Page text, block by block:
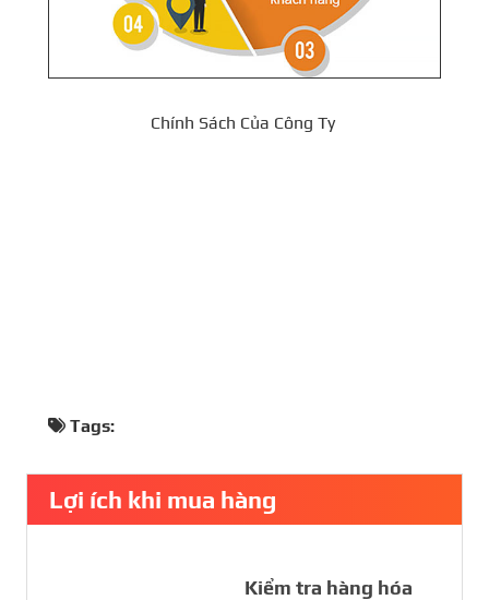
Chính Sách Của Công Ty
Tags:
Lợi ích khi mua hàng
Kiểm tra hàng hóa